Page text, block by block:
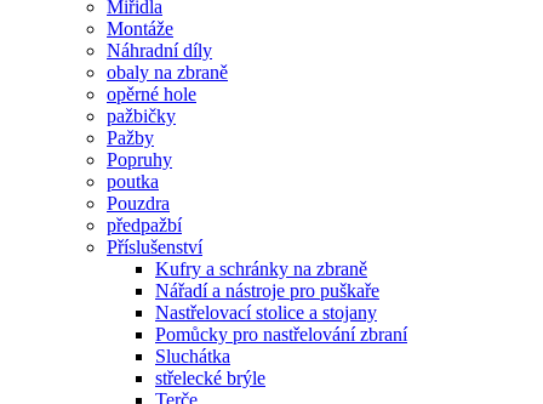
Miřidla
Montáže
Náhradní díly
obaly na zbraně
opěrné hole
pažbičky
Pažby
Popruhy
poutka
Pouzdra
předpažbí
Příslušenství
Kufry a schránky na zbraně
Nářadí a nástroje pro puškaře
Nastřelovací stolice a stojany
Pomůcky pro nastřelování zbraní
Sluchátka
střelecké brýle
Terče